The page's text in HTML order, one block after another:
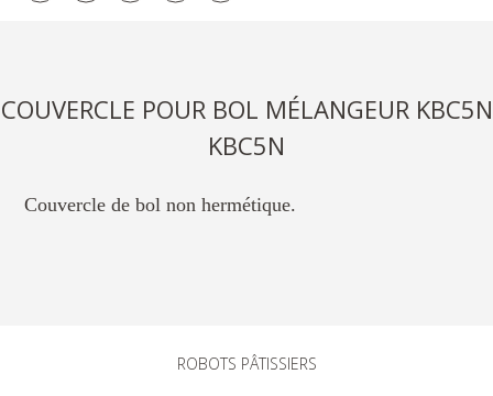
COUVERCLE POUR BOL MÉLANGEUR KBC5N
KBC5N
Couvercle de bol non hermétique.
ROBOTS PÂTISSIERS